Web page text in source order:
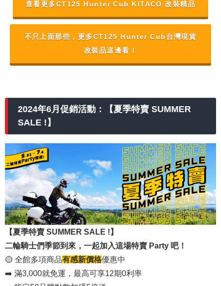
查看更多CT125 Hunter Cub KITACO 改裝精品
不只上面那些，更多CT125 Hunter Cub台灣現貨
改裝品這邊看！
2024年6月促銷活動：【夏季特賣 SUMMER
SALE !】
【夏季特賣 SUMMER SALE !】
二輪騎士們季節到來，一起加入這場特賣 Party 吧！
🟡 全館多項商品有感新價格優惠中
➡️ 滿3,000就免運，最高可享12期0利率